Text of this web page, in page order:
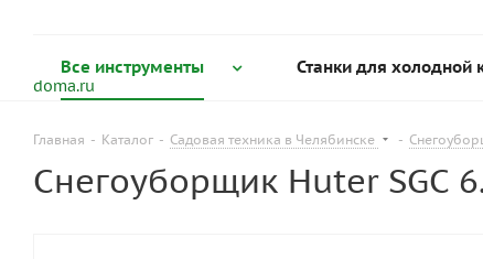
Все инструменты Станки для холодной
Главная - Каталог - Садовая техника в Челябинске -
Снегоуборщик Huter SGC